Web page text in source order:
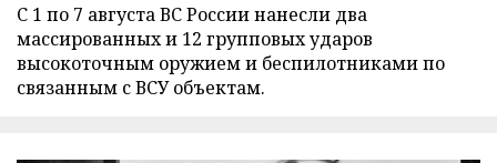
С 1 по 7 августа ВС России нанесли два
массированных и 12 групповых ударов
высокоточным оружием и беспилотниками по
связанным с ВСУ объектам.